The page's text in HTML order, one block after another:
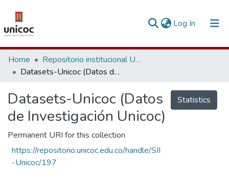
Log In (current)
Communities & Collections
Research Outputs
Fundings & Projects
People
Statistics
Home
Repositorio institucional Unicoc, RI-unicoc
Datasets-Unicoc (Datos de Investigación Unicoc)
Datasets-Unicoc (Datos
de Investigación Unicoc)
Permanent URI for this collection
https://repositorio.unicoc.edu.co/handle/SII
-Unicoc/197
Statistics